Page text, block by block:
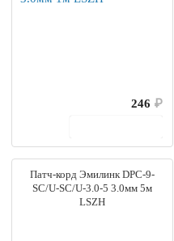
246 ₽
Патч-корд Эмилинк DPC-9-
SC/U-SC/U-3.0-5 3.0мм 5м
LSZH